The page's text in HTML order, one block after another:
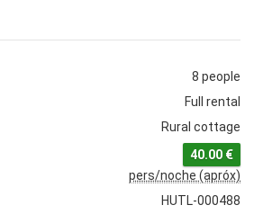
8 people
Full rental
Rural cottage
40.00 €
pers/noche (apróx)
HUTL-000488